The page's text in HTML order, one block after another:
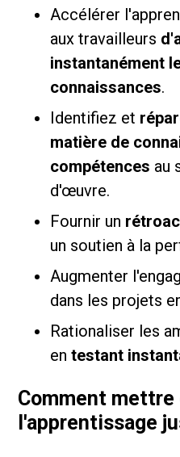
Accélérer
aux travailleurs
instantanément
connaissances.
Identifiez et
matière de
compétences au
d'œuvre.
Fournir un
un soutien à la
Augmenter
dans les projets
Rationaliser les
entestant
Comment
l'apprentissage